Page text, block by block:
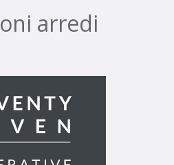
arredi